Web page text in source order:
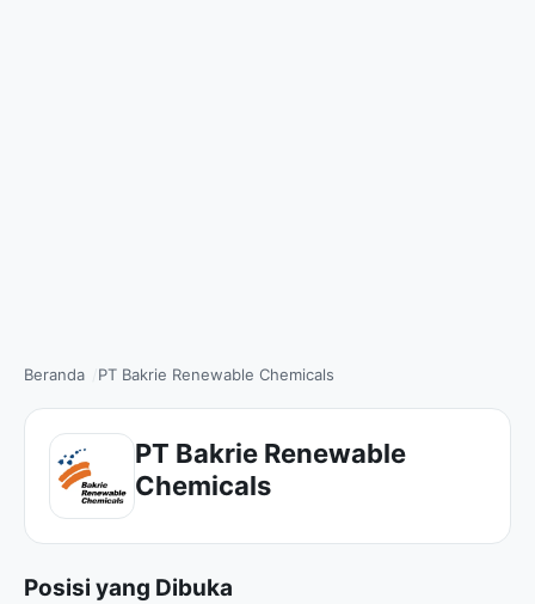
Beranda PT Bakrie Renewable Chemicals
PT Bakrie Renewable
Chemicals
Posisi yang Dibuka